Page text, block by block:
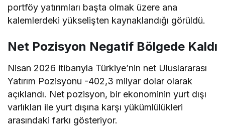
portföy yatırımları başta olmak üzere ana
kalemlerdeki yükselişten kaynaklandığı görüldü.
Net Pozisyon Negatif Bölgede Kaldı
Nisan 2026 itibarıyla Türkiye’nin net Uluslararası
Yatırım Pozisyonu -402,3 milyar dolar olarak
açıklandı. Net pozisyon, bir ekonominin yurt dışı
varlıkları ile yurt dışına karşı yükümlülükleri
arasındaki farkı gösteriyor.